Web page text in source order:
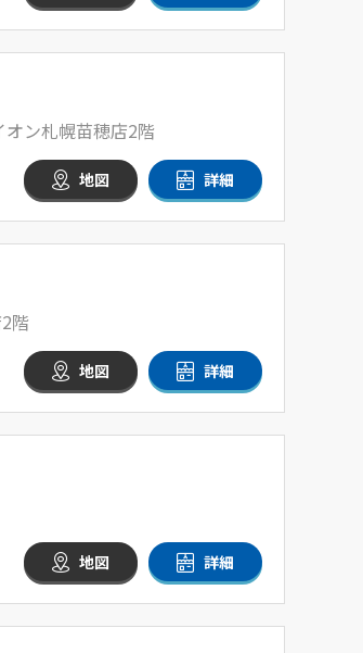
ン札幌苗穂店2階
地図 詳細
階
地図 詳細
地図 詳細